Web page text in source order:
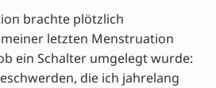
Erhalten Sie sofort
und Erfahrungsberichte
brachte plötzlich
letzten Menstruation
ein Schalter umgelegt wurde:
die ich jahrelang